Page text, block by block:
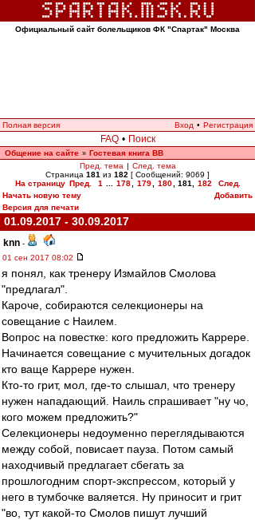
Официальный сайт болельщиков ФК "Спартак" Москва
Полная версия Вход • Регистрация
FAQ • Поиск
Общение на сайте » Гостевая книга ВВ
Пред. тема | След. тема
Страница 181 из 182 [ Сообщений: 9069 ]
На страницу Пред. 1 178 179 180 181 182
След.
Начать новую тему
Добавить
Версия для печати
01.09.2017 - 30.09.2017
knn -
01 сен 2017 08:02
я понял, как тренеру Измайлов Смолова
"предлагал".
Кароче, собираются селекционеры на
совещание с Наилем.
Вопрос на повестке: кого предложить Каррере.
Начинается совещание с мучительных догадок
кто ваще Каррере нужен.
Кто-то грит, мол, где-то слышал, что тренеру
нужен нападающий. Наиль спрашивает "ну чо,
кого можем предложить?"
Селекционеры недоуменно переглядываются
между собой, повисает пауза. Потом самый
находчивый предлагает сбегать за
прошлогодним спорт-экспрессом, который у
него в тумбочке валяется. Ну приносит и грит
"во, тут какой-то Смолов пишут лучший